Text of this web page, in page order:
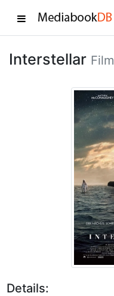
Interstellar Film
Details: